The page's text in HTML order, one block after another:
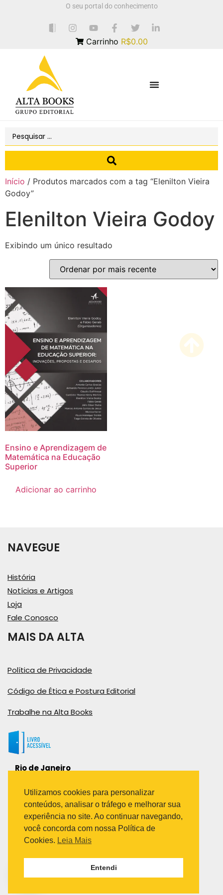
O seu portal do conhecimento
Carrinho R$0.00
Início / Produtos marcados com a tag “Elenilton Vieira
Godoy”
Elenilton Vieira Godoy
Exibindo um único resultado
Ensino e Aprendizagem de
Matemática na Educação
Superior
Adicionar ao carrinho
NAVEGUE
História
Notícias e Artigos
Loja
Fale Conosco
MAIS DA ALTA
Política de Privacidade
Código de Ética e Postura Editorial
Trabalhe na Alta Books
Rio de Janeiro
Bairro Industrial do Jacaré
Rio de Janeiro – RJ – CEP: 20970-031
Telefone:
(21) 3278-8069
(21) 3995-7512
Avenida Paulista 1636 / sala 1407
Utilizamos cookies para personalizar
conteúdos, analisar o tráfego e melhorar sua
experiência no site. Ao continuar navegando,
você concorda com nossa Política de
Cookies. Leia Mais
Entendi